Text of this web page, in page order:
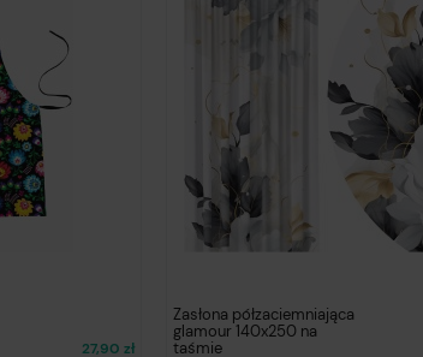
27,90 zł
Zasłona półzaciemniająca
glamour 140x250 na
taśmie